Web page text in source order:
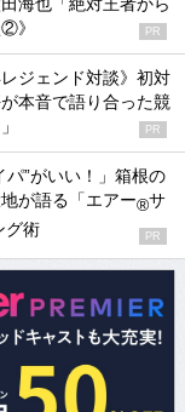
海也「絶対王者から
》
PR
ジェンド対談》初対
本音で語り合った競
PR
パ”がいい！」箱根の
が語る「エアー®サ
グ術 PR